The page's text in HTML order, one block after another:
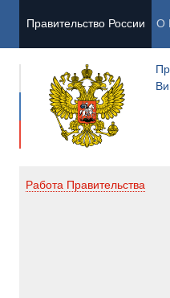
Правительство России О
Работа Правительства